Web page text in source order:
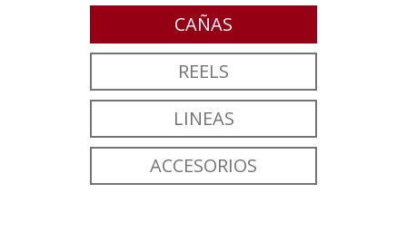
CAÑAS
REELS
LINEAS
ACCESORIOS